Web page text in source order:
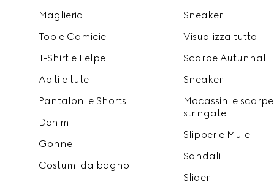
Maglieria
Top e Camicie
T-Shirt e Felpe
Abiti e tute
Pantaloni e Shorts
Denim
Gonne
Costumi da bagno
Sneaker
Visualizza tutto
Scarpe Autunnali
Sneaker
Mocassini e scarpe
stringate
Slipper e Mule
Sandali
Slider